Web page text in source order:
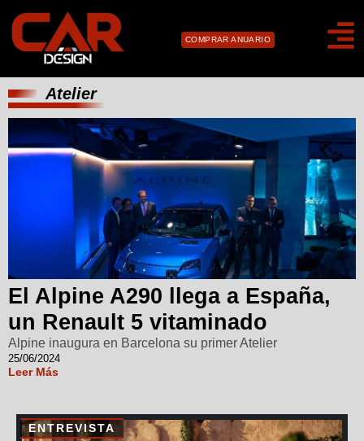
COMPRAR ANUARIO
Atelier
El Alpine A290 llega a España,
un Renault 5 vitaminado
Alpine inaugura en Barcelona su primer Atelier
25/06/2024
Leer Más
ENTREVISTA